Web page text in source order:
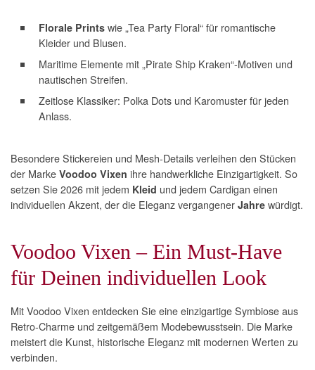
Florale Prints wie „Tea Party Floral“ für romantische
Kleider und Blusen.
Maritime Elemente mit „Pirate Ship Kraken“-Motiven und
nautischen Streifen.
Zeitlose Klassiker: Polka Dots und Karomuster für jeden
Anlass.
Besondere Stickereien und Mesh-Details verleihen den Stücken
der Marke Voodoo Vixen ihre handwerkliche Einzigartigkeit. So
setzen Sie 2026 mit jedem Kleid und jedem Cardigan einen
individuellen Akzent, der die Eleganz vergangener Jahre würdigt.
Voodoo Vixen – Ein Must-Have
für Deinen individuellen Look
Mit Voodoo Vixen entdecken Sie eine einzigartige Symbiose aus
Retro-Charme und zeitgemäßem Modebewusstsein. Die Marke
meistert die Kunst, historische Eleganz mit modernen Werten zu
verbinden.